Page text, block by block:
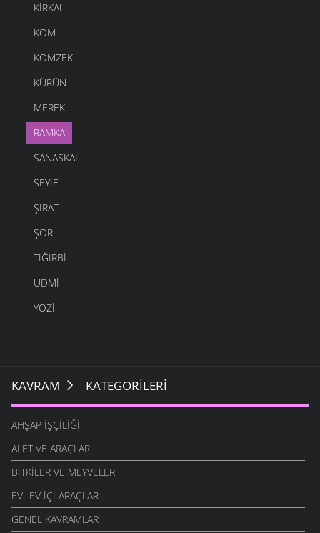
KIRKAL
KOM
KOMZEK
KÜRÜN
MEREK
RAMKA
SANASKAL
SEYIF
ŞIRAT
ŞOR
TIĞIRBI
UDMI
YOZI
KAVRAM KATEGORILERI
AHŞAP İŞÇILIĞI
ALET VE ARAÇLAR
BITKILER VE MEYVELER
EV -EV İÇI ARAÇLAR
GENEL KAVRAMLAR